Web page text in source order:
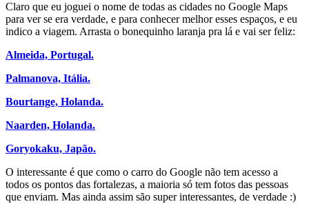
Claro que eu joguei o nome de todas as cidades no Google Maps
para ver se era verdade, e para conhecer melhor esses espaços, e eu
indico a viagem. Arrasta o bonequinho laranja pra lá e vai ser feliz:
Almeida, Portugal.
Palmanova, Itália.
Bourtange, Holanda.
Naarden, Holanda.
Goryokaku, Japão.
O interessante é que como o carro do Google não tem acesso a
todos os pontos das fortalezas, a maioria só tem fotos das pessoas
que enviam. Mas ainda assim são super interessantes, de verdade :)